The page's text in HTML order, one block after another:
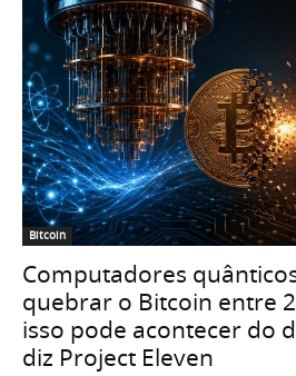
Bitcoin
Computadores
quebrar o Bitcoin entre
isso pode acontecer do
diz Project Eleven